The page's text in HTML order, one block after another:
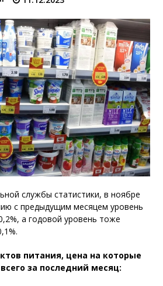
службы статистики, в ноябре
с предыдущим месяцем уровень
а годовой уровень тоже
питания, цена на которые
за последний месяц: